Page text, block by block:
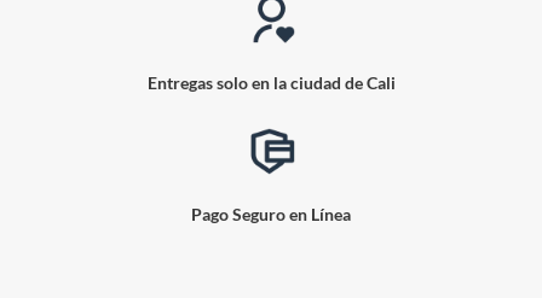
Entregas solo en la ciudad de Cali
Pago Seguro en Línea